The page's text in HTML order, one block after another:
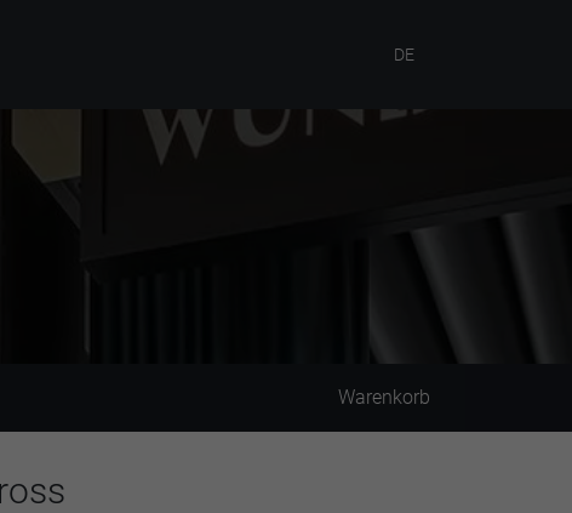
DE
Warenkorb